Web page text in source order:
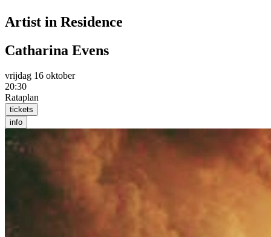
Artist in Residence
Catharina Evens
vrijdag 16 oktober
20:30
Rataplan
tickets
info